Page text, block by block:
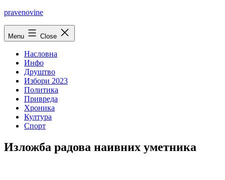
Skip
pravenovine
Menu Close
Насловна
Инфо
Друштво
Избори 2023
Политика
Привреда
Хроника
Култура
Спорт
Изложба радова наивних уметника